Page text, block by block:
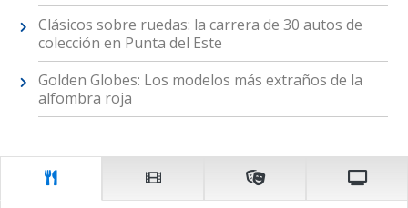
Clásicos sobre ruedas: la carrera de 30 autos de
colección en Punta del Este
Golden Globes: Los modelos más extraños de la
alfombra roja